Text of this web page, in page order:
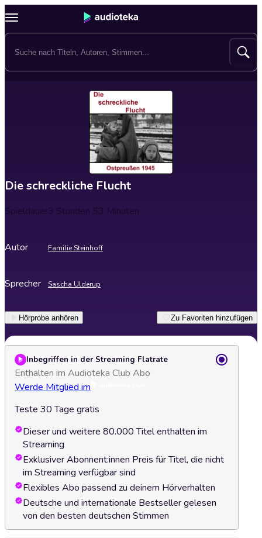
Die schreckliche Flucht
Spieldauer3 Stunden 53 Minuten
Autor Familie Steinhoff
Sprecher Sascha Ulderup
Hörprobe anhören Zu Favoriten hinzufügen
Inbegriffen in der Streaming Flatrate
Enthalten im Audioteka Club Abo
Werde Mitglied im
Teste 30 Tage gratis
Dieser und weitere 80.000 Titel enthalten im
Streaming
Exklusiver Abonnent:innen Preis für Titel, die nicht
im Streaming verfügbar sind
Flexibles Abo passend zu deinem Hörverhalten
Deutsche und internationale Bestseller gelesen
von den besten deutschen Stimmen